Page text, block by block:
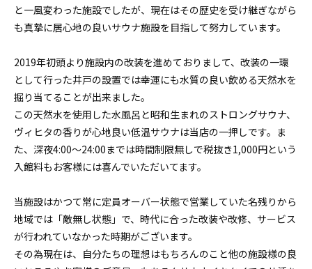
と一風変わった施設でしたが、現在はその歴史を受け継ぎながら
も真摯に居心地の良いサウナ施設を目指して努力しています。
2019年初頭より施設内の改装を進めておりまして、改装の一環
として行った井戸の設置では幸運にも水質の良い飲める天然水を
掘り当てることが出来ました。
この天然水を使用した水風呂と昭和生まれのストロングサウナ、
ヴィヒタの香りが心地良い低温サウナは当店の一押しです。ま
た、深夜4:00〜24:00までは時間制限無しで税抜き1,000円という
入館料もお客様には喜んでいただいてます。
当施設はかつて常に定員オーバー状態で営業していた名残りから
地域では「敵無し状態」で、時代に合った改装や改修、サービス
が行われていなかった時期がございます。
その為現在は、自分たちの理想はもちろんのこと他の施設様の良